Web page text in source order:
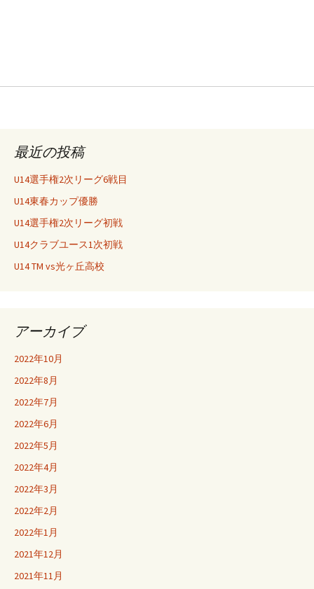
最近の投稿
U14選手権2次リーグ6戦目
U14東春カップ優勝
U14選手権2次リーグ初戦
U14クラブユース1次初戦
U14 TM vs光ヶ丘高校
アーカイブ
2022年10月
2022年8月
2022年7月
2022年6月
2022年5月
2022年4月
2022年3月
2022年2月
2022年1月
2021年12月
2021年11月